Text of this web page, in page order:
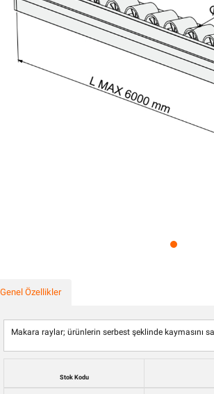
Uygulamaları Şase
Hatları
Genel Özellikler
Makara raylar; ürünlerin serbest şeklinde kaymasını
Stok Kodu